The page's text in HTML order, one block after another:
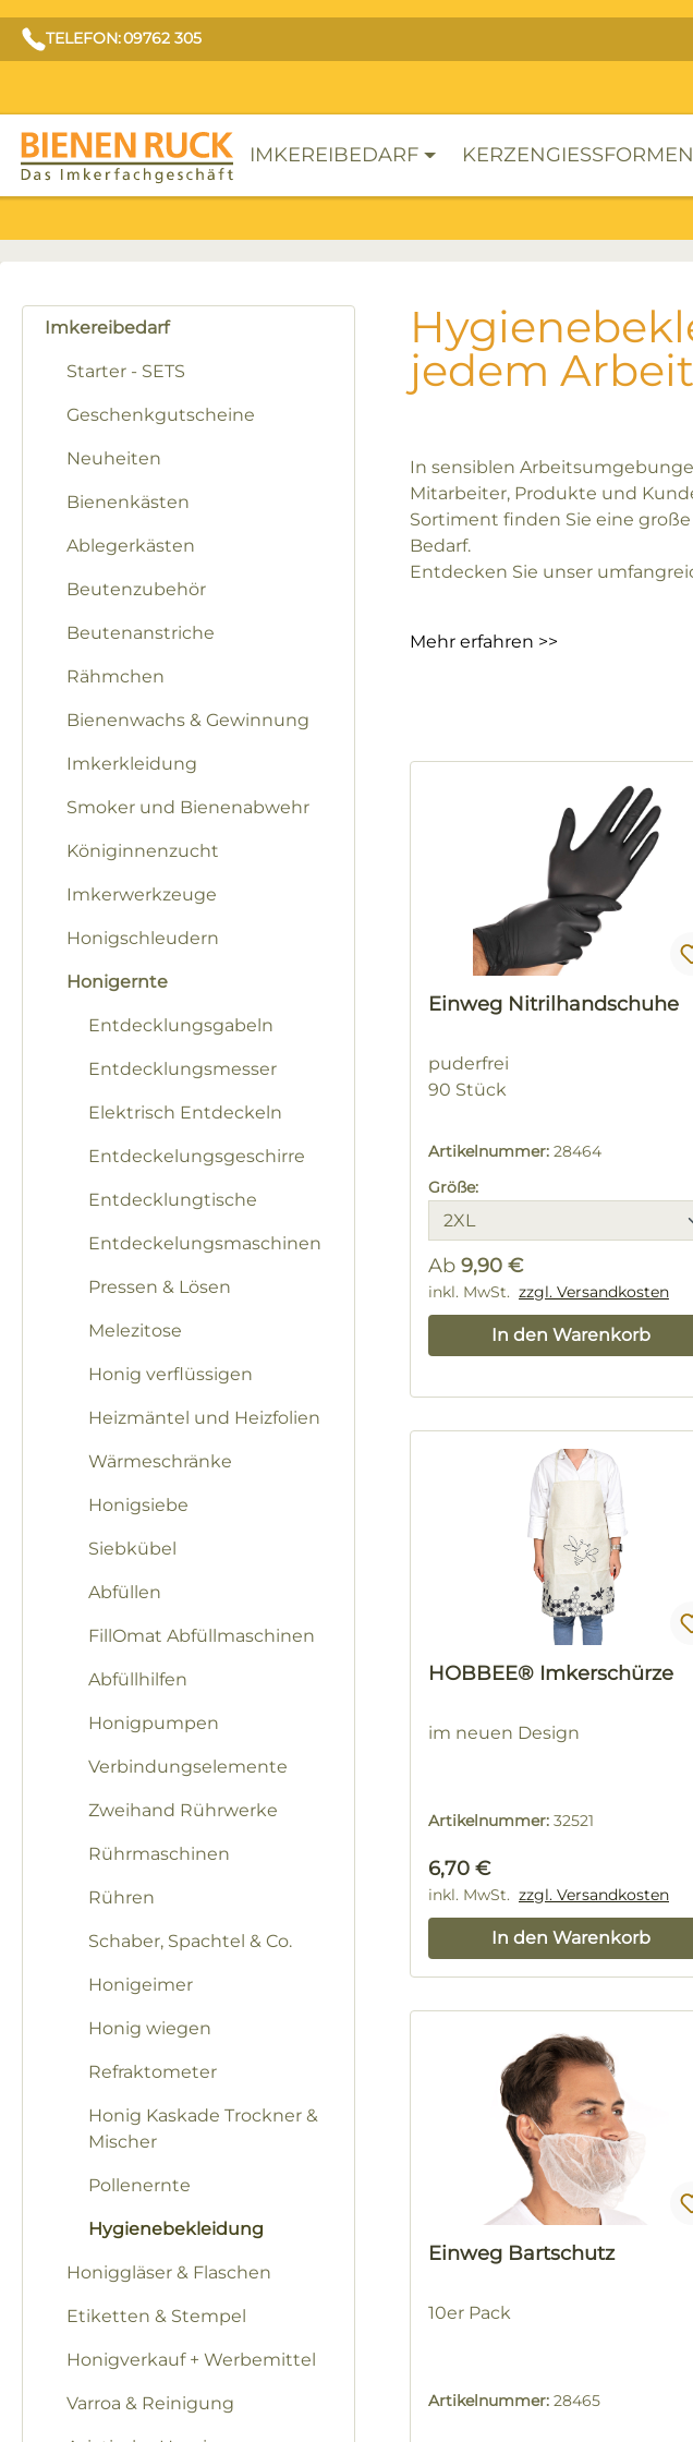
TELEFON: 09762 305
IMKEREIBEDARF KERZENGIESSFORMEN
Imkereibedarf
Starter - SETS
Geschenkgutscheine
Neuheiten
Bienenkästen
Ablegerkästen
Beutenzubehör
Beutenanstriche
Rähmchen
Bienenwachs & Gewinnung
Imkerkleidung
Smoker und Bienenabwehr
Königinnenzucht
Imkerwerkzeuge
Honigschleudern
Honigernte
Entdecklungsgabeln
Entdecklungsmesser
Elektrisch Entdeckeln
Entdeckelungsgeschirre
Entdecklungtische
Entdeckelungsmaschinen
Pressen & Lösen
Melezitose
Honig verflüssigen
Heizmäntel und Heizfolien
Wärmeschränke
Honigsiebe
Siebkübel
Abfüllen
FillOmat Abfüllmaschinen
Abfüllhilfen
Honigpumpen
Verbindungselemente
Zweihand Rührwerke
Rührmaschinen
Rühren
Schaber, Spachtel & Co.
Honigeimer
Honig wiegen
Refraktometer
Honig Kaskade Trockner &
Mischer
Pollenernte
Hygienebekleidung
Honiggläser & Flaschen
Etiketten & Stempel
Honigverkauf + Werbemittel
Varroa & Reinigung
jedem
In sensiblen
Mitarbeiter, Produkte und
Sortiment finden Sie eine
Bedarf.
Entdecken Sie unser
Mehr erfahren >>
Einweg Nitrilhandschuhe
puderfrei
90 Stück
Artikelnummer: 28464
Größe:
Ab 9,90 €
Regulärer Preis:
inkl. MwSt. zzgl. Versandkosten
In den Warenkorb
HOBBEE® Imkerschürze
im neuen Design
Artikelnummer: 32521
Regulärer Preis:
6,70 €
inkl. MwSt. zzgl. Versandkosten
In den Warenkorb
Einweg Bartschutz
10er Pack
Artikelnummer: 28465